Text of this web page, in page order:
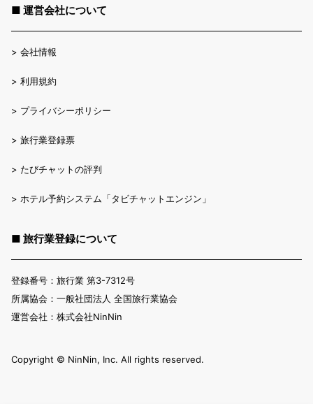
■ 運営会社について
> 会社情報
> 利用規約
> プライバシーポリシー
> 旅行業登録票
> たびチャットの評判
> ホテル予約システム「タビチャットエンジン」
■ 旅行業登録について
登録番号：旅行業 第3-7312号
所属協会：一般社団法人 全国旅行業協会
運営会社：株式会社NinNin
Copyright ©︎ NinNin, Inc. All rights reserved.